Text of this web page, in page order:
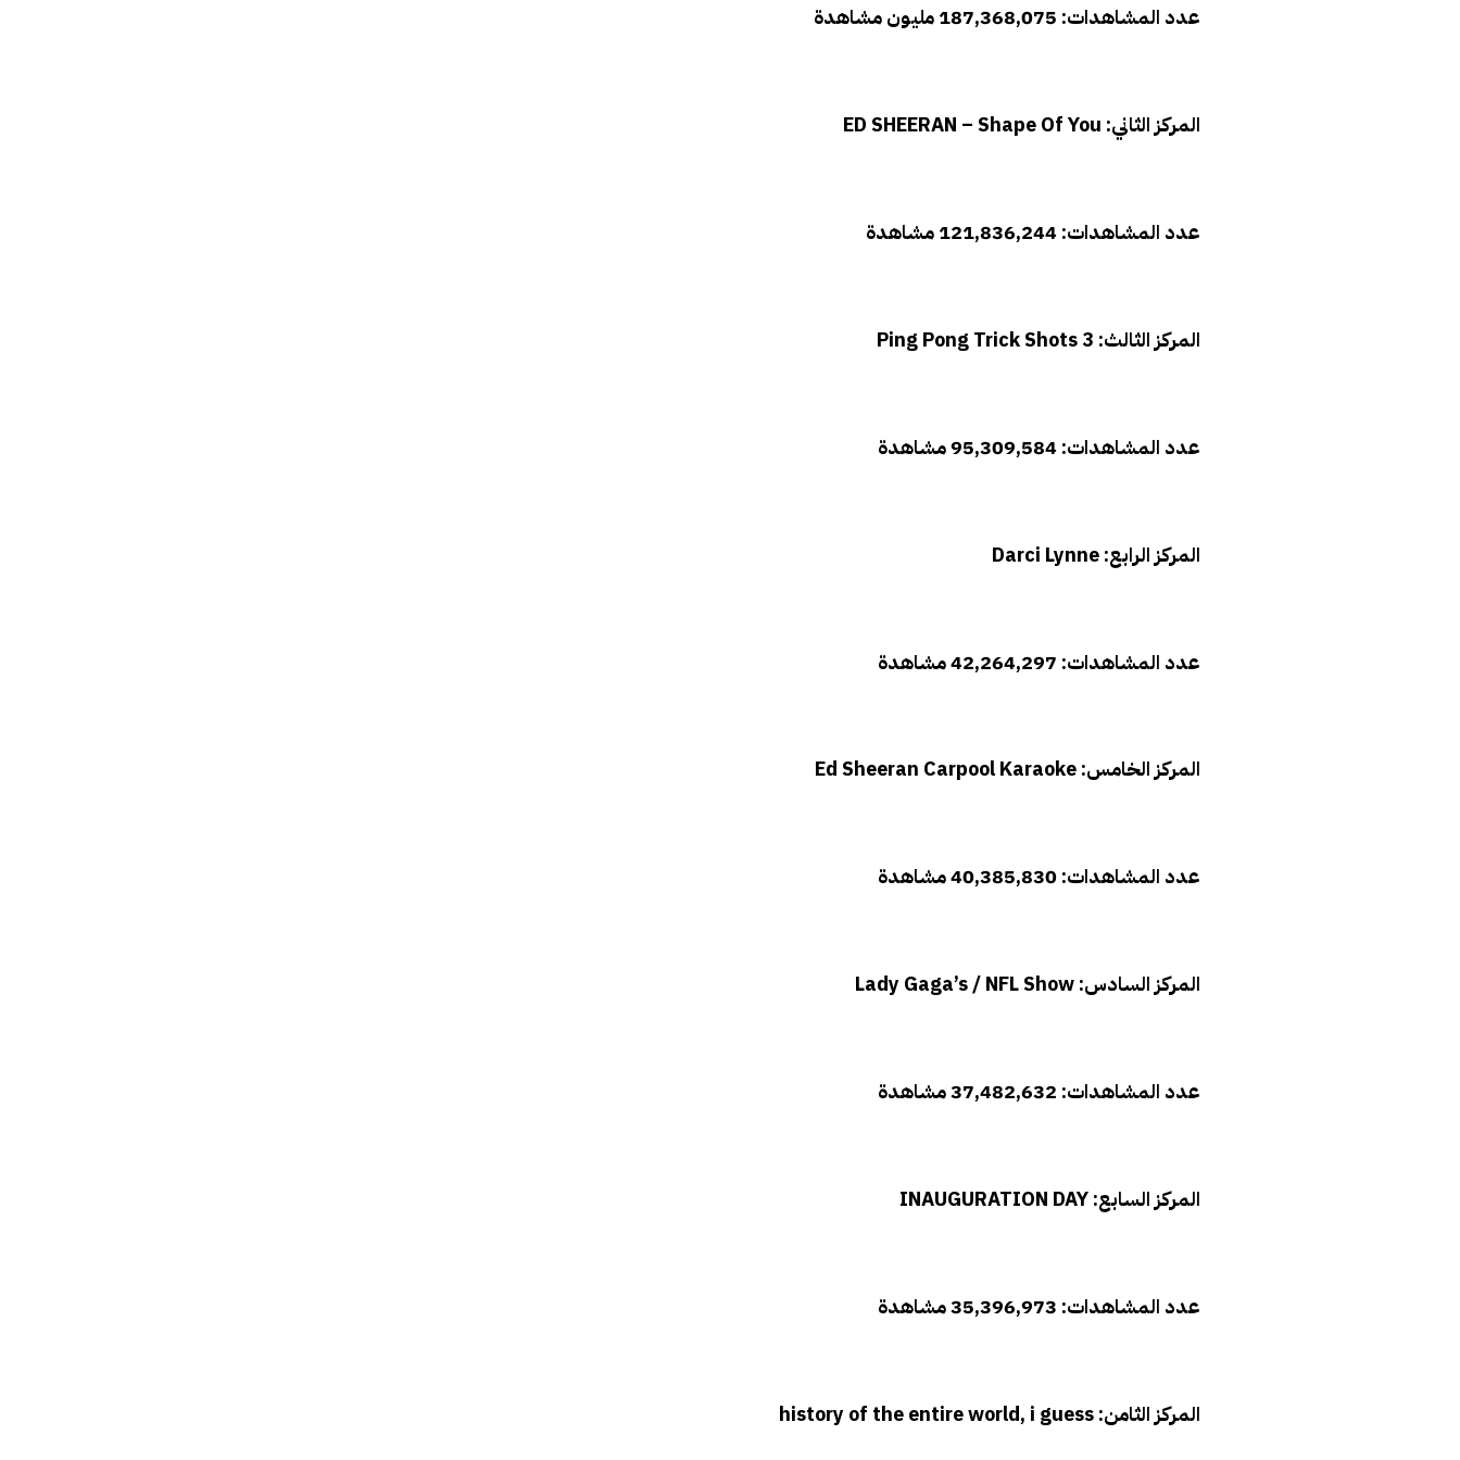
عدد المشاهدات: 187,368,075 مليون مشاهدة
المركز الثاني: ED SHEERAN – Shape Of You
عدد المشاهدات: 121,836,244 مشاهدة
المركز الثالث: Ping Pong Trick Shots 3
عدد المشاهدات: 95,309,584 مشاهدة
المركز الرابع: Darci Lynne
عدد المشاهدات: 42,264,297 مشاهدة
المركز الخامس: Ed Sheeran Carpool Karaoke
عدد المشاهدات: 40,385,830 مشاهدة
المركز السادس: Lady Gaga’s / NFL Show
عدد المشاهدات: 37,482,632 مشاهدة
المركز السابع: INAUGURATION DAY
عدد المشاهدات: 35,396,973 مشاهدة
المركز الثامن: history of the entire world, i guess